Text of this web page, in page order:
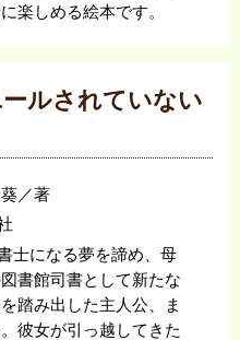
楽しめる絵本です。
ルされていない
／著
士になる夢を諦め、母
書館司書として新たな
踏み出した主人公、ま
彼女が引っ越してきた